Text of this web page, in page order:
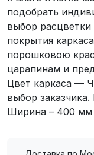
подобрать
выбор расцветки
покрытия
порошковою
царапинам и
Цвет каркаса —
выбор
Ширина – 400 мм